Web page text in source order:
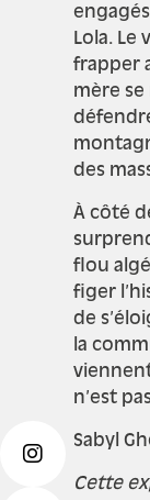
Lola.
frapper
mère
des
À côté
flou
figer
de
la
n’est
Sabyl
Cette